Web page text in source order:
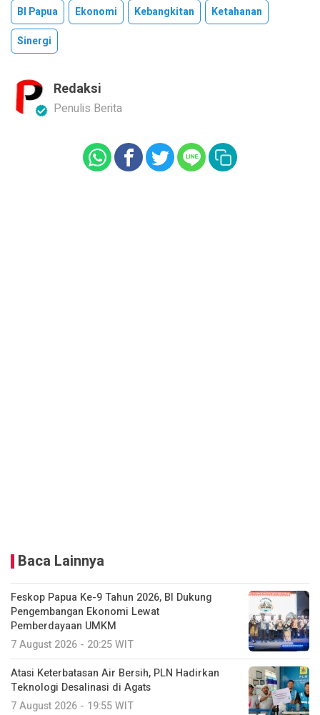
BI Papua Ekonomi Kebangkitan
Ketahanan
Sinergi
Redaksi
Penulis Berita
Baca Lainnya
Feskop Papua Ke-9 Tahun 2026, BI Dukung
Pengembangan Ekonomi Lewat
Pemberdayaan UMKM
7 August 2026 - 20:25 WIT
Atasi Keterbatasan Air Bersih, PLN Hadirkan
Teknologi Desalinasi di Agats
7 August 2026 - 19:55 WIT